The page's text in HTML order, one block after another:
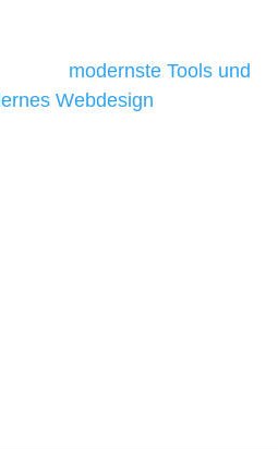
modernste Tools und
Webdesign